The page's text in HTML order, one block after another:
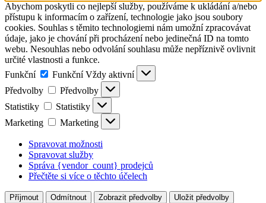
Abychom poskytli co nejlepší služby, používáme k ukládání a/nebo
přístupu k informacím o zařízení, technologie jako jsou soubory
cookies. Souhlas s těmito technologiemi nám umožní zpracovávat
údaje, jako je chování při procházení nebo jedinečná ID na tomto
webu. Nesouhlas nebo odvolání souhlasu může nepříznivě ovlivnit
určité vlastnosti a funkce.
Funkční
Funkční Vždy aktivní
Předvolby
Předvolby
Statistiky
Statistiky
Marketing
Marketing
Spravovat možnosti
Spravovat služby
Správa {vendor_count} prodejců
Přečtěte si více o těchto účelech
Příjmout Odmítnout Zobrazit předvolby Uložit předvolby